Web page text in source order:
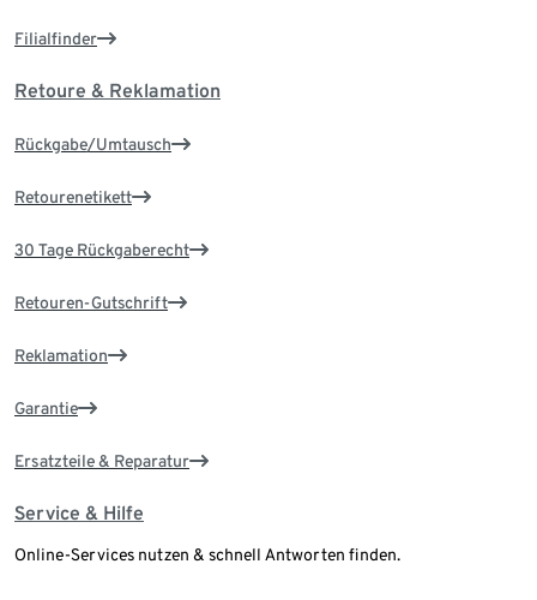
Filialfinder
Retoure & Reklamation
Rückgabe/Umtausch
Retourenetikett
30 Tage Rückgaberecht
Retouren-Gutschrift
Reklamation
Garantie
Ersatzteile & Reparatur
Service & Hilfe
Online-Services nutzen & schnell Antworten finden.